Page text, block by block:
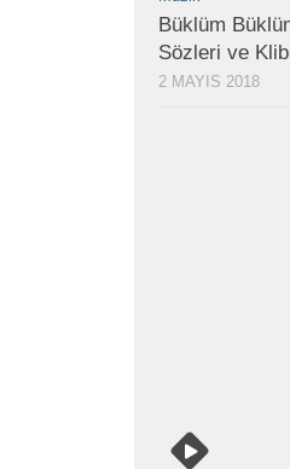
Büklüm
Sözleri ve
2 MAYIS 2018